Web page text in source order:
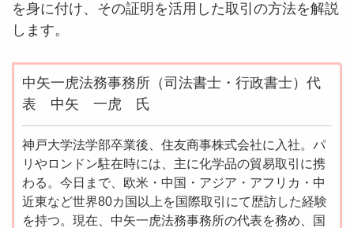
を身に付け、その証明を活用した取引の方法を解説
します。
中矢一虎法務事務所（司法書士・行政書士）代
表 中矢 一虎 氏
神戸大学法学部卒業後、住友商事株式会社に入社。パ
リやロンドン駐在時には、主に化学品の貿易取引に携
わる。今日まで、欧米・中国・アジア・アフリカ・中
近東など世界80カ国以上を国際取引にて歴訪した経験
を持つ。現在、中矢一虎法務事務所の代表を務め、国